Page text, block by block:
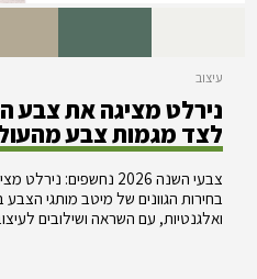
עיצוב
לצד מגמות צבע
בחירות הגוונים של מיטב מותגי
ואלגנטיות, עם השראה ושילובים